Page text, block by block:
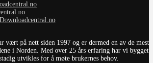
vært på nett siden 1997 og er dermed en av de mest
i Norden. Med over 25 års erfaring har vi bygget
utvikles for å møte brukernes behov.